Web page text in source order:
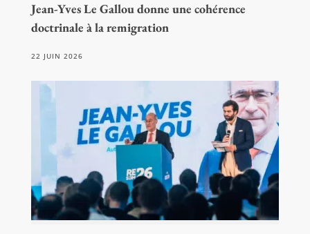
Jean-Yves Le Gallou donne une cohérence
doctrinale à la remigration
22 JUIN 2026